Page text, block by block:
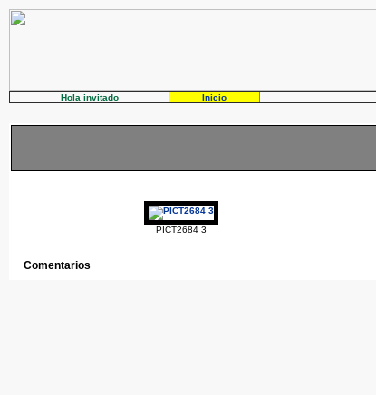
Hola invitado Inicio
PICT2684 3
Comentarios